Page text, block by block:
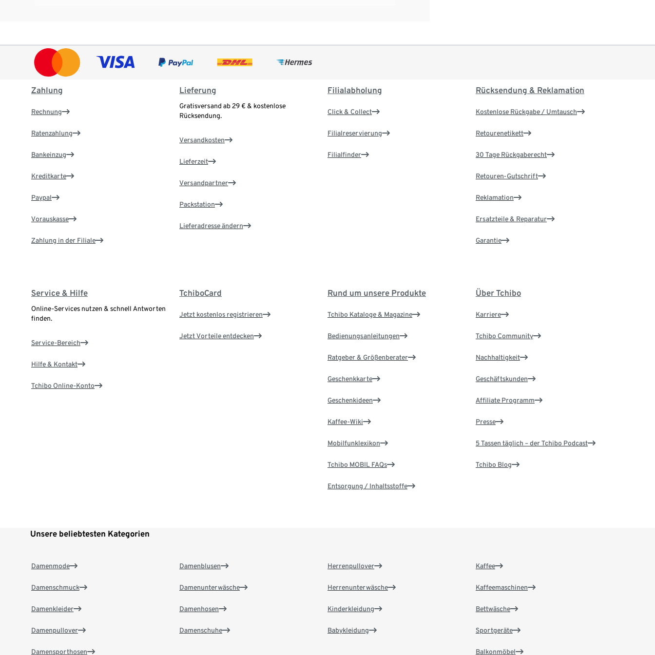
Zahlung
Rechnung
Ratenzahlung
Bankeinzug
Kreditkarte
Paypal
Vorauskasse
Zahlung in der Filiale
Lieferung
Gratisversand ab 29 € & kostenlose
Rücksendung.
Versandkosten
Lieferzeit
Versandpartner
Packstation
Lieferadresse ändern
Filialabholung
Click & Collect
Filialreservierung
Filialfinder
Rücksendung & Reklamation
Kostenlose Rückgabe / Umtausch
Retourenetikett
30 Tage Rückgaberecht
Retouren-Gutschrift
Reklamation
Ersatzteile & Reparatur
Garantie
Service & Hilfe
Online-Services nutzen & schnell Antworten
finden.
Service-Bereich
Hilfe & Kontakt
Tchibo Online-Konto
TchiboCard
Jetzt kostenlos registrieren
Jetzt Vorteile entdecken
Rund um unsere Produkte
Tchibo Kataloge & Magazine
Bedienungsanleitungen
Ratgeber & Größenberater
Geschenkkarte
Geschenkideen
Kaffee-Wiki
Mobilfunklexikon
Tchibo MOBIL FAQs
Entsorgung / Inhaltsstoffe
Über Tchibo
Karriere
Tchibo Community
Nachhaltigkeit
Geschäftskunden
Affiliate Programm
Presse
5 Tassen täglich – der Tchibo Podcast
Tchibo Blog
Unsere beliebtesten Kategorien
Damenmode
Damenschmuck
Damenkleider
Damenpullover
Damensporthosen
Damenblusen
Damenunterwäsche
Damenhosen
Damenschuhe
Herrenpullover
Herrenunterwäsche
Kinderkleidung
Babykleidung
Kaffee
Kaffeemaschinen
Bettwäsche
Sportgeräte
Balkonmöbel